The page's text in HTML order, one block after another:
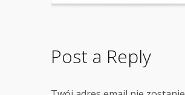
Post a Reply